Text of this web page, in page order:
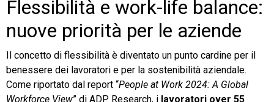
Flessibilità e work-life balance:
nuove priorità per le aziende
Il concetto di flessibilità è diventato un punto cardine per il
benessere dei lavoratori e per la sostenibilità aziendale.
Come riportato dal report “People at Work 2024: A Global
Workforce View” di ADP Research, i lavoratori over 55